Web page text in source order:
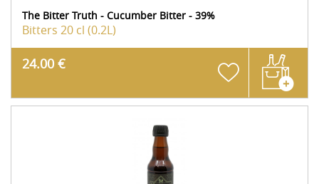
The Bitter Truth - Cucumber Bitter - 39%
Bitters 20 cl (0.2L)
24.00 €